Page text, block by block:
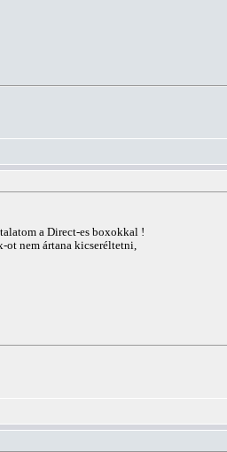
a Direct-es boxokkal !
ot nem ártana kicseréltetni,